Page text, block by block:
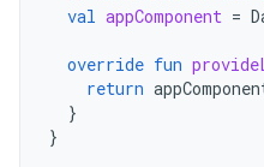
val appComponent =
override fun
return
}
}